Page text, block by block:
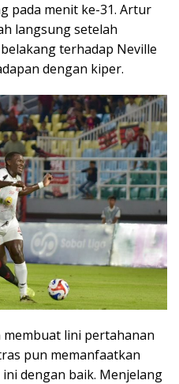
pada menit ke-31. Artur
langsung setelah
terhadap Neville
dengan kiper.
membuat lini pertahanan
pun memanfaatkan
dengan baik. Menjelang